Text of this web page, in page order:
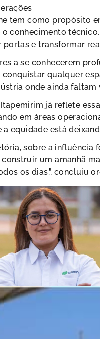
tem como propósito
conhecimento
e transformar
a se conhecerem
qualquer
onde ainda faltam
já reflete
em áreas
equidade está
sobre a influência
um amanhã
os dias.”, concluiu